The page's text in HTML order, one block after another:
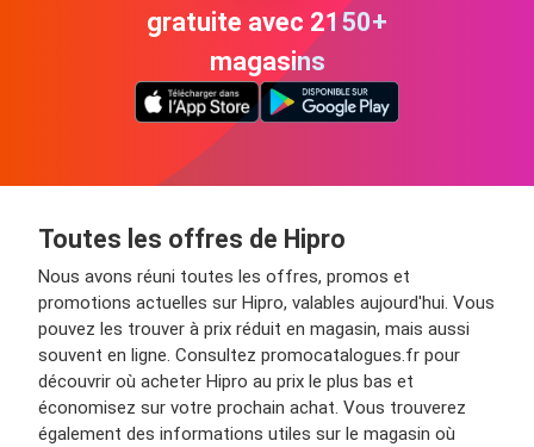
gratuite avec 2150+
magasins
Toutes les offres de Hipro
Nous avons réuni toutes les offres, promos et
promotions actuelles sur Hipro, valables aujourd'hui. Vous
pouvez les trouver à prix réduit en magasin, mais aussi
souvent en ligne. Consultez promocatalogues.fr pour
découvrir où acheter Hipro au prix le plus bas et
économisez sur votre prochain achat. Vous trouverez
également des informations utiles sur le magasin où